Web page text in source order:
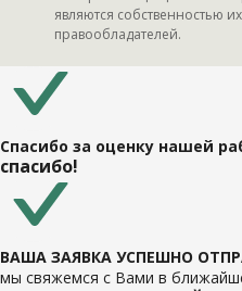
являются собственностью их
правообладателей.
Спасибо за оценку нашей
спасибо!
ВАША ЗАЯВКА УСПЕШНО
мы свяжемся с Вами в